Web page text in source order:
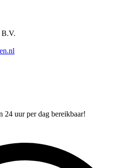
B.V.
24 uur per dag bereikbaar!